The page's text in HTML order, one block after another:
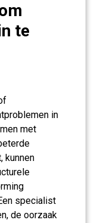
te
in
met
kunnen
specialist
de oorzaak